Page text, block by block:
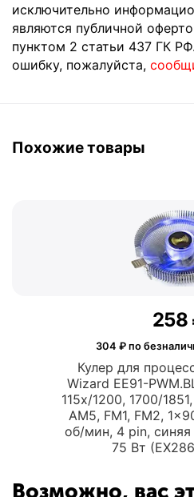
исключительно
являются публичной
пунктом 2 статьи 437 ГК
ошибку, пожалуйста,
Похожие товары
Кулер для
Wizard EE91-
115x/1200, 1700/
AM5, FM1, FM2,
об/мин, 4 pin, синяя
75 Вт
‍258‍
304 ₽ по
Возможно, вас